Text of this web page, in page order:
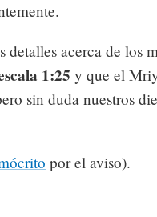
detalles acerca de los
1:25 y que el
sin duda nuestros
por el aviso).